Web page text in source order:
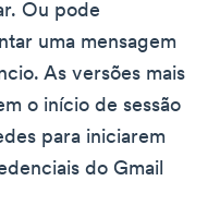
Ou pode
uma mensagem
As versões mais
o início de sessão
para iniciarem
do Gmail